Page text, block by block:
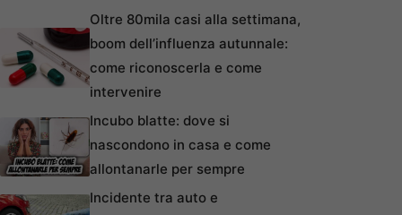
Oltre 80mila casi alla settimana,
boom dell’influenza autunnale:
come riconoscerla e come
intervenire
Incubo blatte: dove si
nascondono in casa e come
allontanarle per sempre
Incidente tra auto e